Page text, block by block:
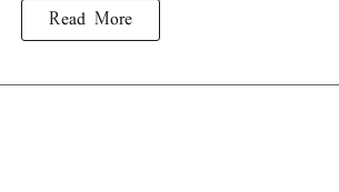
Read More